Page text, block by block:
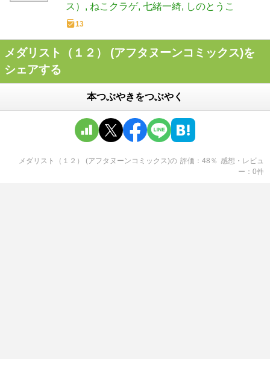
ス）
ねこクラゲ 七緒一綺 しのとうこ
13
メダリスト（１２） (アフタヌーンコミックス)を
シェアする
本つぶやきをつぶやく
メダリスト（１２） (アフタヌーンコミックス)の 評価 48 ％ 感想・レビュ
ー
0件